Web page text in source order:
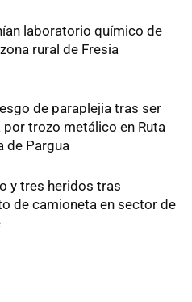
laboratorio químico de
rural de Fresia
de paraplejia tras ser
trozo metálico en Ruta
de Pargua
y tres heridos tras
de camioneta en sector de